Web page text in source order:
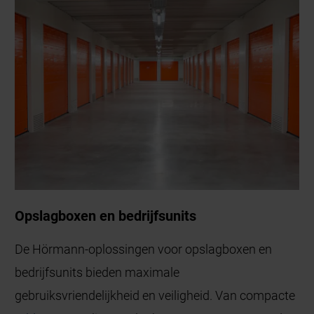
Opslagboxen en bedrijfsunits
De Hörmann-oplossingen voor opslagboxen en
bedrijfsunits bieden maximale
gebruiksvriendelijkheid en veiligheid. Van compacte